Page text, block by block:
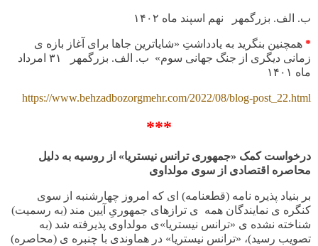
ب. الف. بزرگمهر نهم اسپند ماه ۱۴۰۲
* همچنین بنگرید به یادداشتِ «شایاترین جاها برای آغاز بازه ی
زمانی دیگری از جنگ جهانی سوم» ب. الف. بزرگمهر ۳۱ امرداد
ماه ۱۴۰۱
https://www.behzadbozorgmehr.com/2022/08/blog-post_22.html
***
درخواست کمک «جمهوری ترانس نیستریا» از روسیه به دلیل
محاصره اقتصادی از سوی مولداوی
بر بنیاد پذیره نامه (قطعنامه) ای که امروز چهارشنبه از سوی
کنگره ی نمایندگان همه ی ترازهای جمهوریِ آیین مند (به رسمیت)
شناخته نشده ی «ترانس نیستریا»ی مولداوی پذیرفته شد (به
تصویب رسید)، «ترانس نیستریا» در هماوندی با چنبره ی (محاصره)